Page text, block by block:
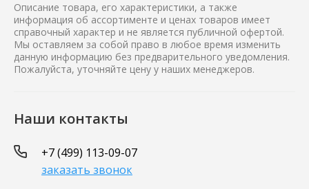
Описание товара, его характеристики, а также
информация об ассортименте и ценах товаров имеет
справочный характер и не является публичной офертой.
Мы оставляем за собой право в любое время изменить
данную информацию без предварительного уведомления.
Пожалуйста, уточняйте цену у наших менеджеров.
Наши контакты
+7 (499) 113-09-07
заказать звонок